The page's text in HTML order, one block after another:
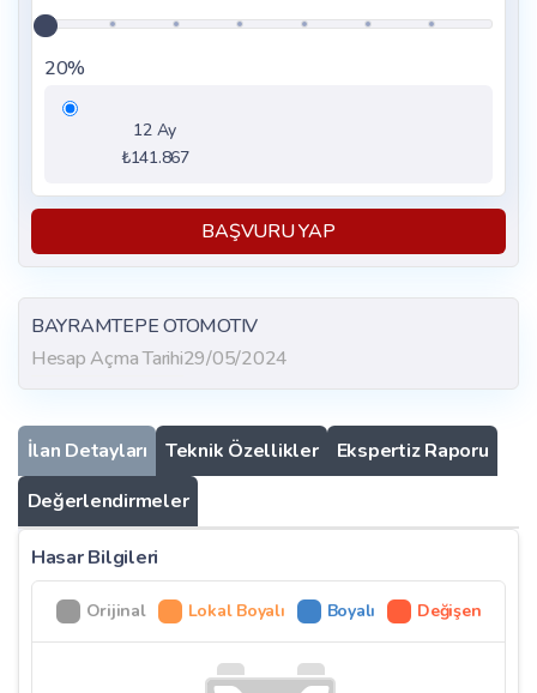
20%
12 Ay
₺141.867
BAŞVURU YAP
BAYRAMTEPE OTOMOTIV
Hesap Açma Tarihi29/05/2024
İlan Detayları Teknik Özellikler
Ekspertiz Raporu
Değerlendirmeler
Hasar Bilgileri
Orijinal Lokal Boyalı Boyalı Değişen